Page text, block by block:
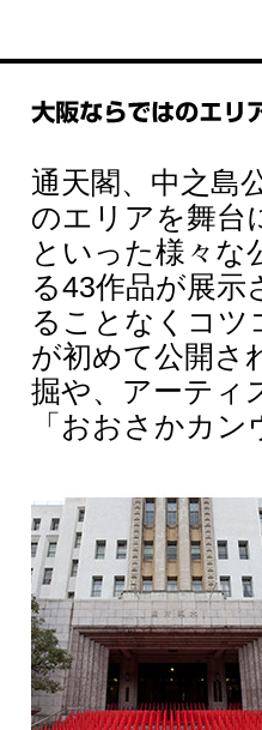
通天閣、中之島
のエリアを舞台
といった様々な
る43作品が展示
ることなくコツ
が初めて公開さ
掘や、アーティ
「おおさかカ